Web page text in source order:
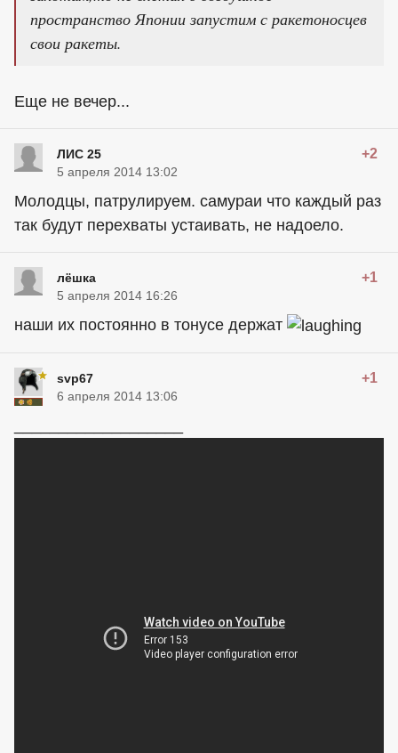
пространство Японии запустим с ракетоносцев
свои ракеты.
Еще не вечер...
ЛИС 25 +2
5 апреля 2014 13:02
Молодцы, патрулируем. самураи что каждый раз
так будут перехваты устаивать, не надоело.
лёшка +1
5 апреля 2014 16:26
наши их постоянно в тонусе держат
svp67 +1
6 апреля 2014 13:06